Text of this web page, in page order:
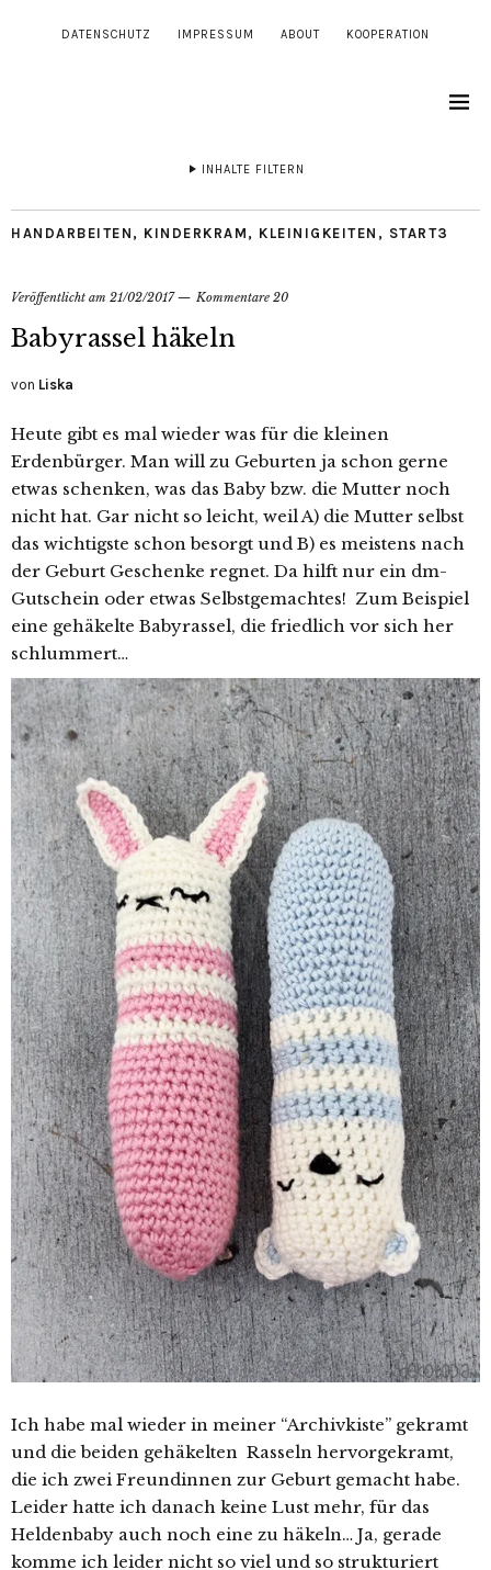
DATENSCHUTZ IMPRESSUM ABOUT KOOPERATION
INHALTE FILTERN
HANDARBEITEN , KINDERKRAM , KLEINIGKEITEN , START3
Veröffentlicht am 21/02/2017 Kommentare 20
Babyrassel häkeln
von Liska
Heute gibt es mal wieder was für die kleinen
Erdenbürger. Man will zu Geburten ja schon gerne
etwas schenken, was das Baby bzw. die Mutter noch
nicht hat. Gar nicht so leicht, weil A) die Mutter selbst
das wichtigste schon besorgt und B) es meistens nach
der Geburt Geschenke regnet. Da hilft nur ein dm-
Gutschein oder etwas Selbstgemachtes! Zum Beispiel
eine gehäkelte Babyrassel, die friedlich vor sich her
schlummert…
Ich habe mal wieder in meiner “Archivkiste” gekramt
und die beiden gehäkelten Rasseln hervorgekramt,
die ich zwei Freundinnen zur Geburt gemacht habe.
Leider hatte ich danach keine Lust mehr, für das
Heldenbaby auch noch eine zu häkeln… Ja, gerade
komme ich leider nicht so viel und so strukturiert